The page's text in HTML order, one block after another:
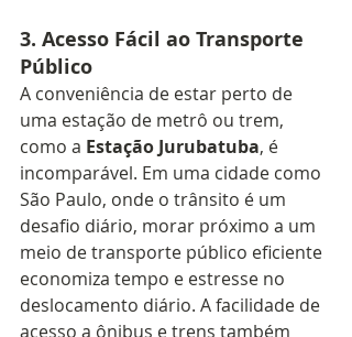
3. Acesso Fácil ao Transporte
Público
A conveniência de estar perto de
uma estação de metrô ou trem,
como a Estação Jurubatuba, é
incomparável. Em uma cidade como
São Paulo, onde o trânsito é um
desafio diário, morar próximo a um
meio de transporte público eficiente
economiza tempo e estresse no
deslocamento diário. A facilidade de
acesso a ônibus e trens também